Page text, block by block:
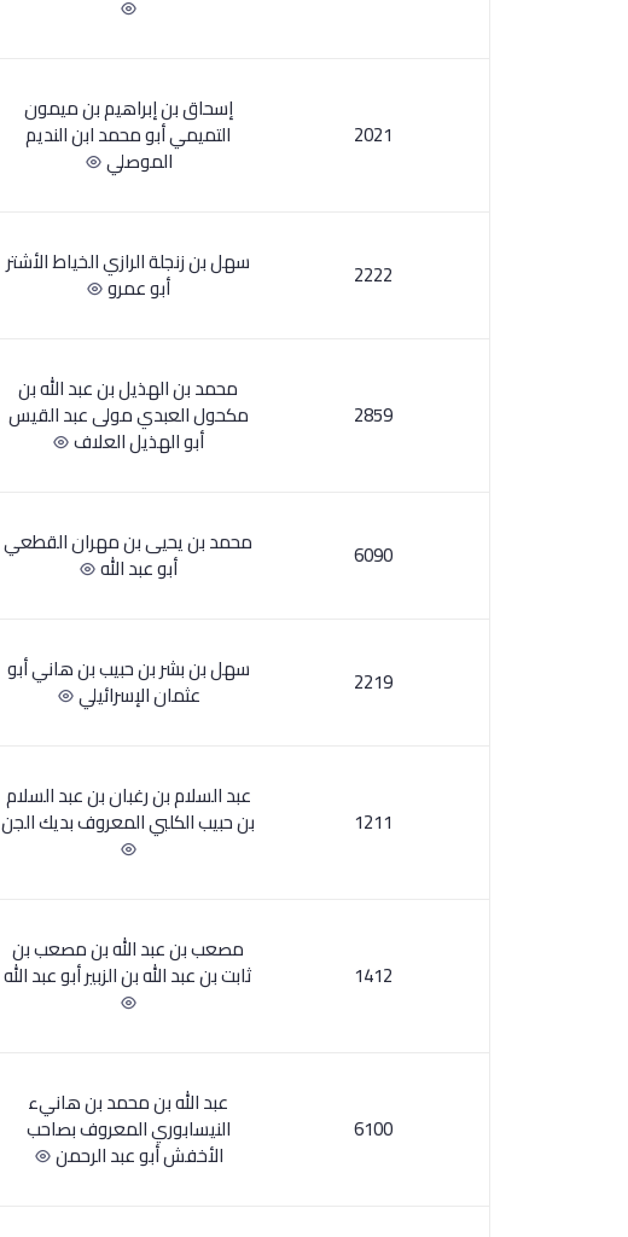
2021
إسحاق بن إبراهيم بن ميمون
التميمي أبو محمد ابن النديم
الموصلي
2222 سهل بن زنجلة الرازي الخياط الأشتر
أبو عمرو
2859
محمد بن الهذيل بن عبد الله بن
مكحول العبدي مولى عبد القيس
أبو الهذيل العلاف
6090 محمد بن يحيى بن مهران القطعي
أبو عبد الله
2219 سهل بن بشر بن حبيب بن هاني أبو
عثمان الإسرائيلي
1211
عبد السلام بن رغبان بن عبد السلام
بن حبيب الكلبي المعروف بديك الجن
1412
مصعب بن عبد الله بن مصعب بن
ثابت بن عبد الله بن الزبير أبو عبد الله
6100
عبد الله بن محمد بن هانيء
النيسابوري المعروف بصاحب
الأخفش أبو عبد الرحمن